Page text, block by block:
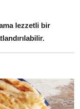
lezzetli bir